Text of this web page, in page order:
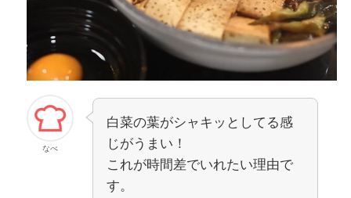
なべ
白菜の葉がシャキッとしてる感
じがうまい！
これが時間差でいれたい理由で
す。